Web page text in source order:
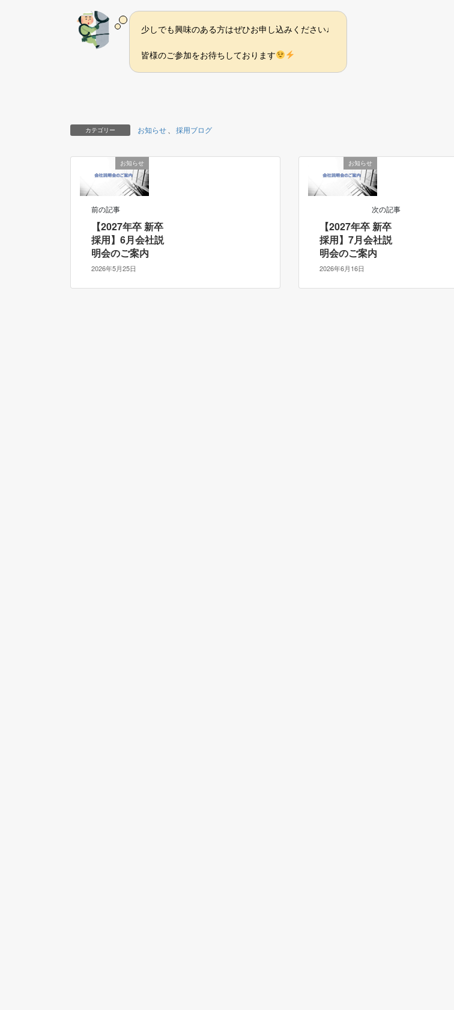
少しでも興味のある方はぜひお申し込みください♩
皆様のご参加をお待ちしております
カテゴリー お知らせ 採用ブログ
お知らせ
前の記事
【2027年卒 新卒
採用】6月会社説
明会のご案内
2026年5月25日
お知らせ
次の記事
【2027年卒 新卒
採用】7月会社説
明会のご案内
2026年6月16日